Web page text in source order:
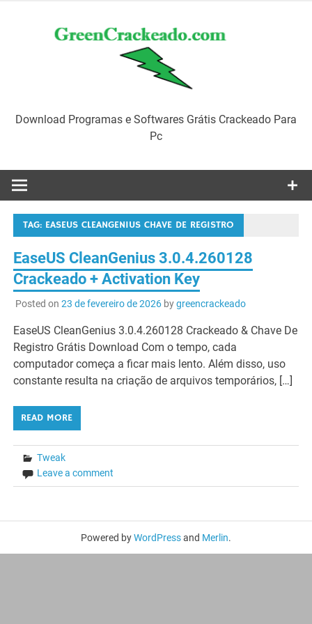
Download Programas e Softwares Grátis Crackeado Para
Pc
TAG: EASEUS CLEANGENIUS CHAVE DE REGISTRO
EaseUS CleanGenius 3.0.4.260128
Crackeado + Activation Key
Posted on 23 de fevereiro de 2026bygreencrackeado
EaseUS CleanGenius 3.0.4.260128 Crackeado & Chave De
Registro Grátis Download Com o tempo, cada
computador começa a ficar mais lento. Além disso, uso
constante resulta na criação de arquivos temporários, […]
READ MORE
Tweak
Leave a comment
Powered byWordPressand Merlin.